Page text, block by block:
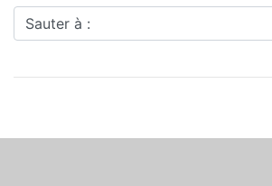
Sauter à :